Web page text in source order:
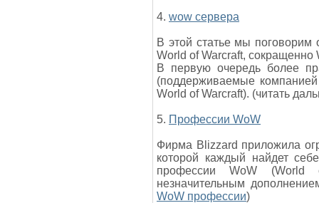
4. wow сервера
В этой статье мы поговорим
World of Warcraft, сокращенно
В первую очередь более
(поддерживаемые
World of Warcraft). (читать
5. Профессии WoW
Фирма Blizzard приложила
которой каждый найдет
профессии WoW
незначительным
WoW профессии)